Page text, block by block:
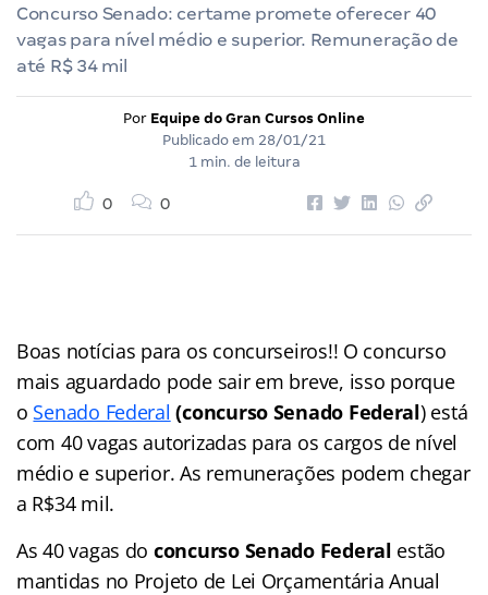
Concurso Senado: certame promete oferecer 40
vagas para nível médio e superior. Remuneração de
até R$ 34 mil
Por Equipe do Gran Cursos Online
Publicado em 28/01/21
1 min. de leitura
0 0
Boas notícias para os concurseiros!! O concurso
mais aguardado pode sair em breve, isso porque
o Senado Federal (concurso Senado Federal) está
com 40 vagas autorizadas para os cargos de nível
médio e superior. As remunerações podem chegar
a R$34 mil.
As 40 vagas do concurso Senado Federal estão
mantidas no Projeto de Lei Orçamentária Anual